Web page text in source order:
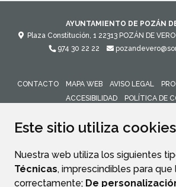
Este sitio utiliza cookies
Nuestra web utiliza los siguientes
Técnicas, imprescindibles para
correctamente; De
AYUNTAMIENTO DE POZÁN
Plaza Constitución, 1 22313 POZÁN DE VERO
974 30 22 22
CONTACTO MAPA WEB AVISO LEGAL
ACCESIBILIDAD
POLÍTICA DE